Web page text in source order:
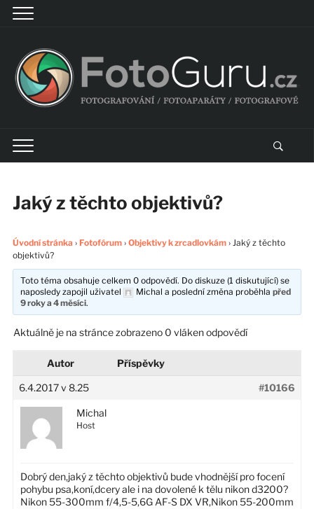
Jaký z těchto objektivů?
Úvodní stránka › Fotofórum › Objektivy k zrcadlovkám › Jaký z těchto
objektivů?
Toto téma obsahuje celkem 0 odpovědí. Do diskuze (1 diskutující) se
naposledy zapojil uživatel
Michal a poslední změna proběhlapřed
9 roky a 4 měsíci.
Aktuálně je na stránce zobrazeno 0 vláken odpovědí
Autor Příspěvky
6.4.2017 v 8.25 #10166
Michal
Host
Dobrý den,jaký z těchto objektivů bude vhodnější pro focení
pohybu psa,koní,dcery ale i na dovolené k tělu nikon d3200?
Nikon 55-300mm f/4,5-5,6G AF-S DX VR,Nikon 55-200mm